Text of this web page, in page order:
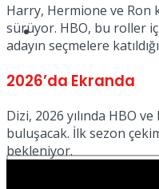
Podcast
Harry, Hermione ve
sürüyor. HBO, bu roller
adayın seçmelere
2026’da Ekranda
Dizi, 2026 yılında HBO
buluşacak. İlk sezon
bekleniyor.